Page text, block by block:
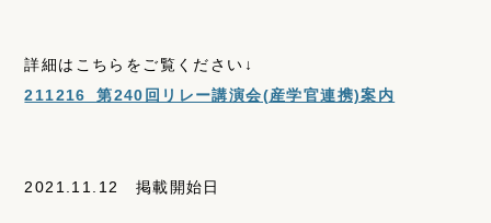
詳細はこちらをご覧ください↓
211216_第240回リレー講演会(産学官連携)案内
2021.11.12 掲載開始日